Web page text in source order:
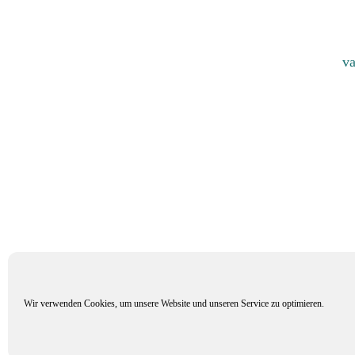
Wir verwenden Cookies, um unsere Website und unseren Service zu optimieren.
Mitglied im Verband